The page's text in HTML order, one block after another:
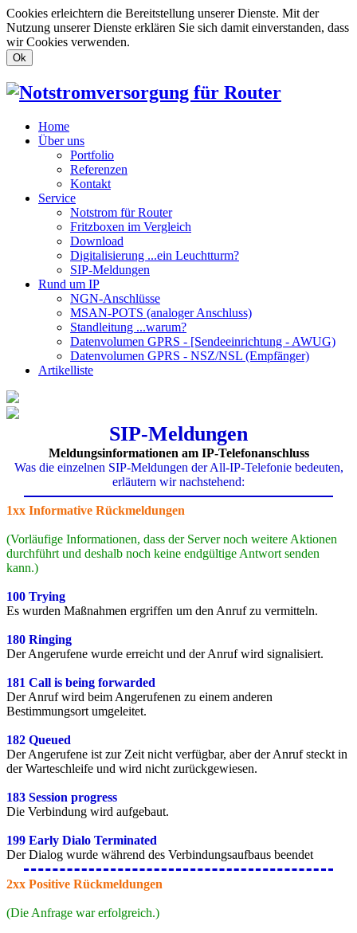
Cookies erleichtern die Bereitstellung unserer Dienste. Mit der
Nutzung unserer Dienste erklären Sie sich damit einverstanden, dass
wir Cookies verwenden.
Ok
Home
Über uns
Portfolio
Referenzen
Kontakt
Service
Notstrom für Router
Fritzboxen im Vergleich
Download
Digitalisierung ...ein Leuchtturm?
SIP-Meldungen
Rund um IP
NGN-Anschlüsse
MSAN-POTS (analoger Anschluss)
Standleitung ...warum?
Datenvolumen GPRS - [Sendeeinrichtung - AWUG)
Datenvolumen GPRS - NSZ/NSL (Empfänger)
Artikelliste
SIP-Meldungen
Meldungsinformationen am IP-Telefonanschluss
Was die einzelnen SIP-Meldungen der All-IP-Telefonie bedeuten,
erläutern wir nachstehend:
1xx Informative Rückmeldungen
(Vorläufige Informationen, dass der Server noch weitere Aktionen
durchführt und deshalb noch keine endgültige Antwort senden
kann.)
100 Trying
Es wurden Maßnahmen ergriffen um den Anruf zu vermitteln.
180 Ringing
Der Angerufene wurde erreicht und der Anruf wird signalisiert.
181 Call is being forwarded
Der Anruf wird beim Angerufenen zu einem anderen
Bestimmungsort umgeleitet.
182 Queued
Der Angerufene ist zur Zeit nicht verfügbar, aber der Anruf steckt in
der Warteschleife und wird nicht zurückgewiesen.
183 Session progress
Die Verbindung wird aufgebaut.
199 Early Dialo Terminated
Der Dialog wurde während des Verbindungsaufbaus beendet
2xx Positive Rückmeldungen
(Die Anfrage war erfolgreich.)